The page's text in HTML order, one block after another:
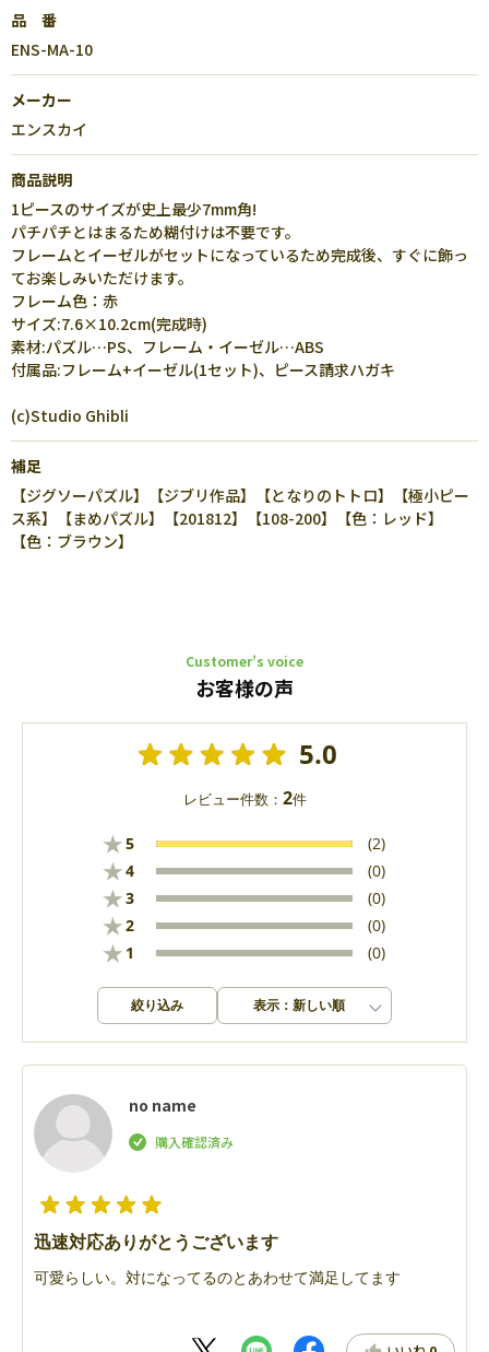
品 番
ENS-MA-10
メーカー
エンスカイ
商品説明
1ピースのサイズが史上最少7mm角!
パチパチとはまるため糊付けは不要です。
フレームとイーゼルがセットになっているため完成後、すぐに飾っ
てお楽しみいただけます。
フレーム色：赤
サイズ:7.6×10.2cm(完成時)
素材:パズル…PS、フレーム・イーゼル…ABS
付属品:フレーム+イーゼル(1セット)、ピース請求ハガキ
(c)Studio Ghibli
補足
【ジグソーパズル】【ジブリ作品】【となりのトトロ】【極小ピー
ス系】【まめパズル】【201812】【108-200】【色：レッド】
【色：ブラウン】
Customer’s voice
お客様の声
5.0
レビュー件数： 2件
★5 (2)
★4 (0)
★3 (0)
★2 (0)
★ 1 (0)
絞り込み 表示：新しい順
no name
迅速対応ありがとうございます
可愛らしい。対になってるのとあわせて満足してます